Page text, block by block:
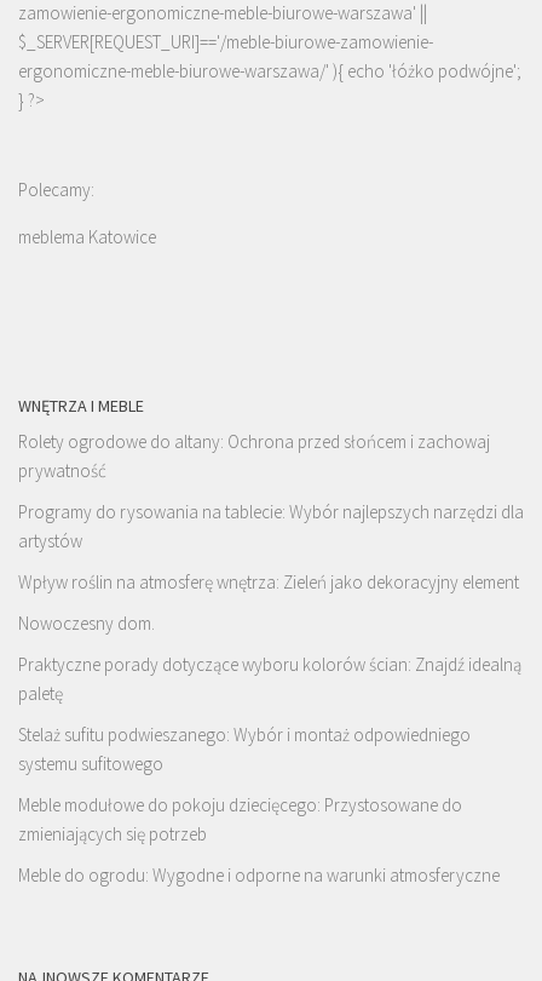
zamowienie-ergonomiczne-meble-biurowe-warszawa' ||
$_SERVER[REQUEST_URI]=='/meble-biurowe-zamowienie-
ergonomiczne-meble-biurowe-warszawa/' ){ echo 'łóżko podwójne';
} ?>
Polecamy:
meblema Katowice
WNĘTRZA I MEBLE
Rolety ogrodowe do altany: Ochrona przed słońcem i zachowaj
prywatność
Programy do rysowania na tablecie: Wybór najlepszych narzędzi dla
artystów
Wpływ roślin na atmosferę wnętrza: Zieleń jako dekoracyjny element
Nowoczesny dom.
Praktyczne porady dotyczące wyboru kolorów ścian: Znajdź idealną
paletę
Stelaż sufitu podwieszanego: Wybór i montaż odpowiedniego
systemu sufitowego
Meble modułowe do pokoju dziecięcego: Przystosowane do
zmieniających się potrzeb
Meble do ogrodu: Wygodne i odporne na warunki atmosferyczne